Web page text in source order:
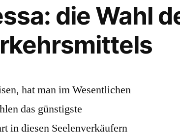
die Wahl
hat man im Wesentlichen
das günstigste
in diesen Seelenverkäufern